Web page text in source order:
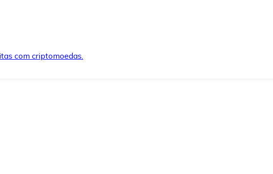
com criptomoedas.
rápida e segura.
precisar.